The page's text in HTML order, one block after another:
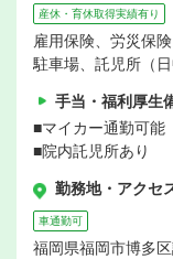
産休・育休取得実績有り
雇用保険、労災保
駐車場、託児所（日
手当・福利厚生
■マイカー通勤可
■院内託児所あり
勤務地・アクセ
車通勤可
福岡県福岡市博多